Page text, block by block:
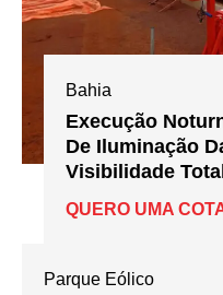
Bahia
Execução
De Iluminação
Visibilidade
QUERO UMA
Parque Eólico